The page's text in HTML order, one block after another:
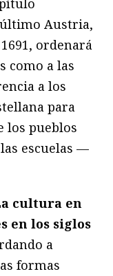
Austria,
ordenará
como a las
a los
para
los pueblos
escuelas —
cultura en
en los siglos
a
formas